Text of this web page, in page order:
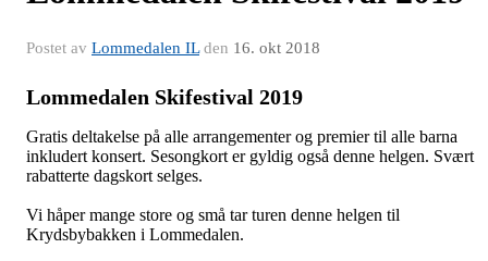
Postet av Lommedalen ILden 16. okt 2018
Lommedalen Skifestival 2019
Gratis deltakelse på alle arrangementer og premier til alle barna
inkludert konsert. Sesongkort er gyldig også denne helgen. Svært
rabatterte dagskort selges.
Vi håper mange store og små tar turen denne helgen til
Krydsbybakken i Lommedalen.